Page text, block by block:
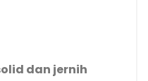
dan jernih